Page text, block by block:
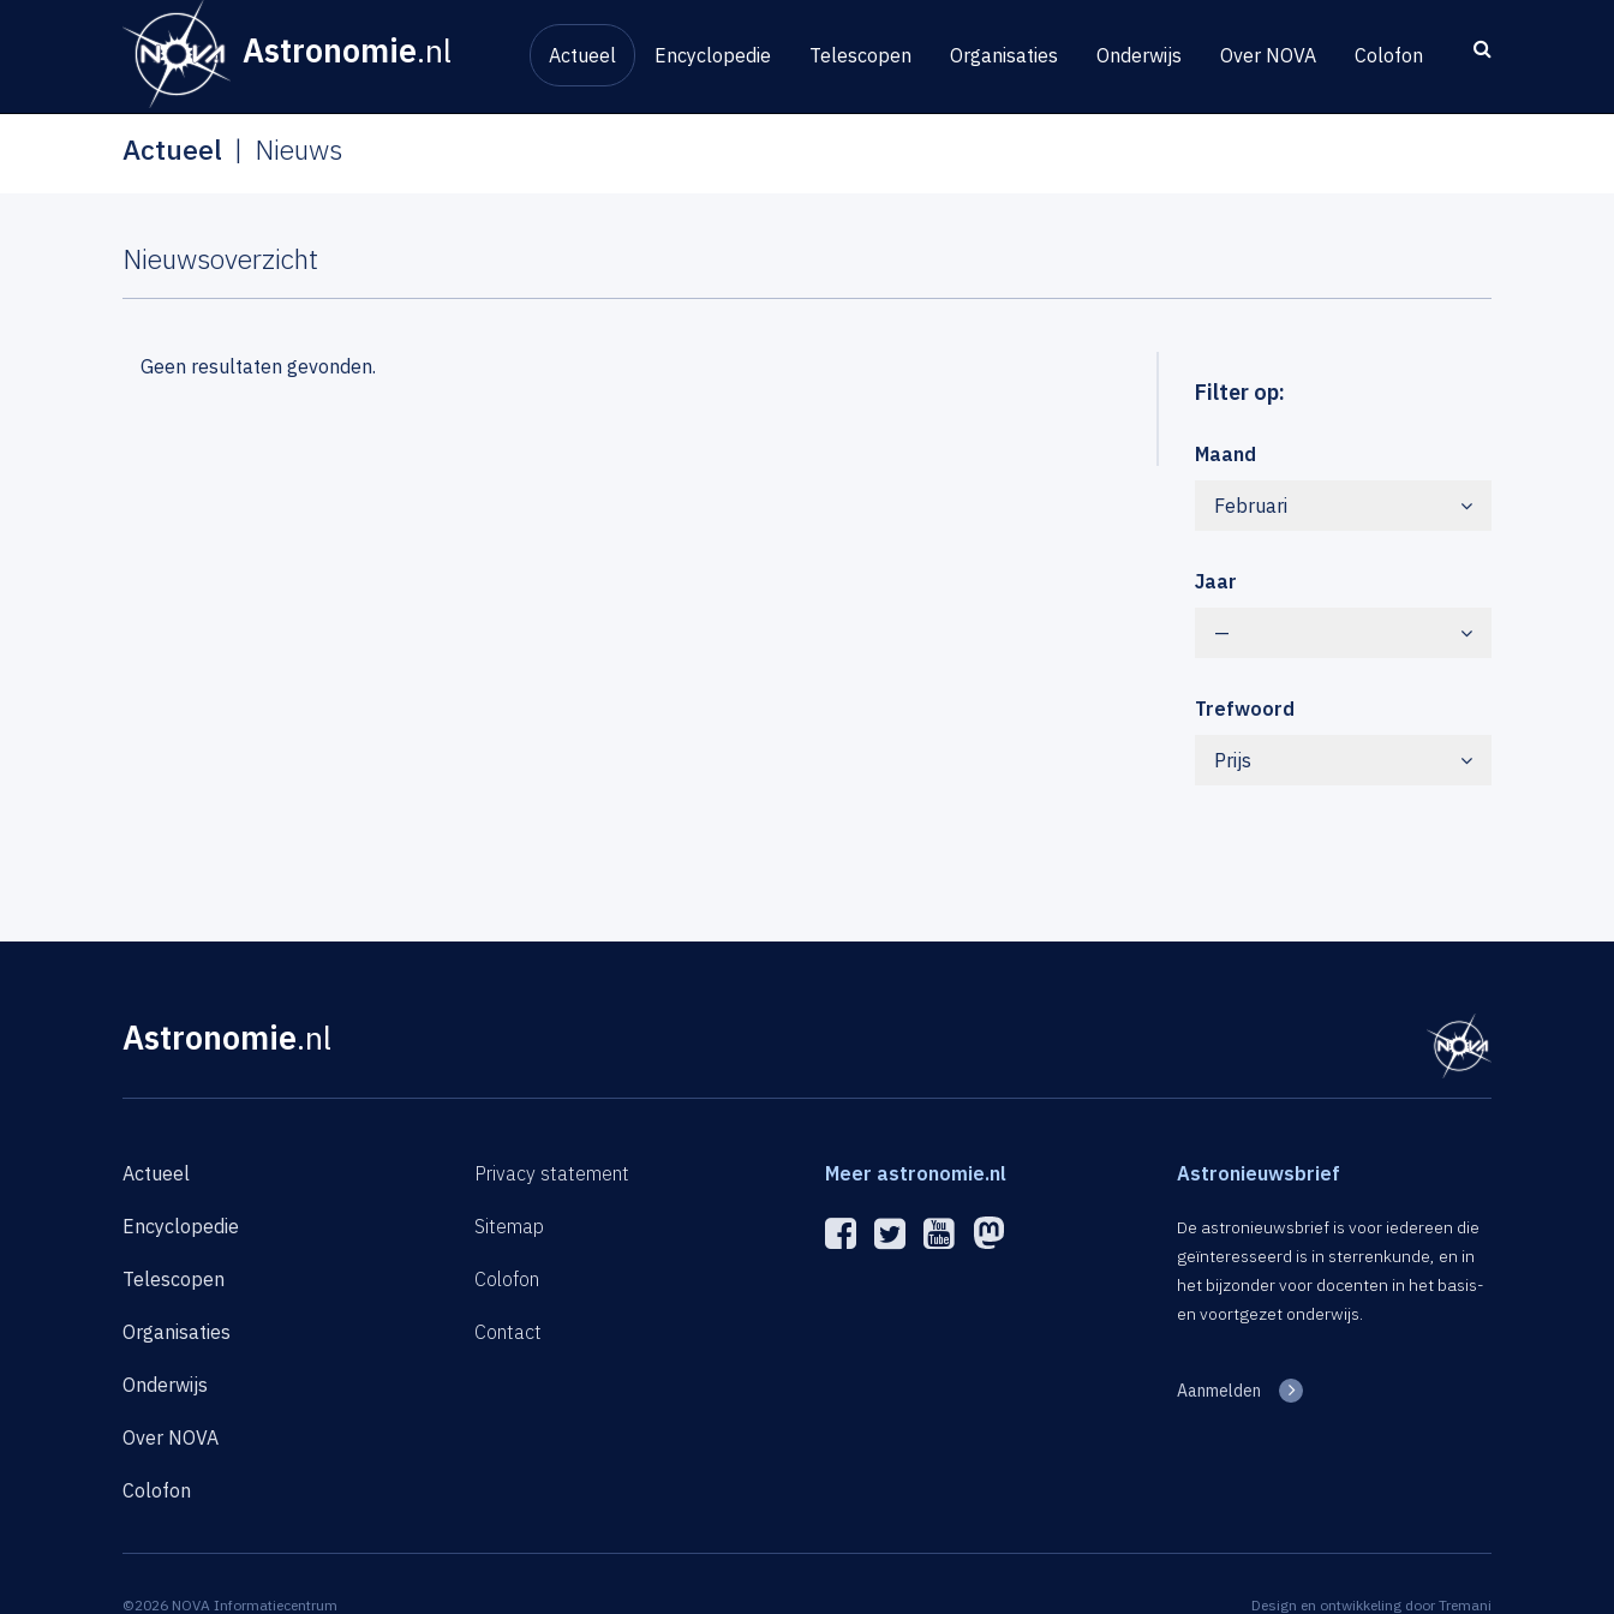
Astronomie.nl Actueel Encyclopedie Telescopen Organisaties Onderwijs Over NOVA Colofon
Actueel Nieuws
Nieuwsoverzicht
Filter op:
Maand
Februari
Jaar
—
Trefwoord
Prijs
Geen resultaten gevonden.
Astronomie.nl
Actueel
Encyclopedie
Telescopen
Organisaties
Onderwijs
Over NOVA
Colofon
Privacy statement
Sitemap
Colofon
Contact
Meer astronomie.nl Astronieuwsbrief
De astronieuwsbrief is voor iedereen die
geïnteresseerd is in sterrenkunde, en in
het bijzonder voor docenten in het basis-
en voortgezet onderwijs.
Aanmelden
©2026 NOVA Informatiecentrum Design en ontwikkeling door Tremani